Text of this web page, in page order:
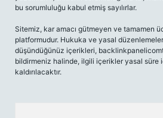
bu sorumluluğu kabul etmiş sayılırlar.
Sitemiz, kar amacı gütmeyen ve tamamen
platformudur. Hukuka ve yasal
düşündüğünüz içerikleri,
bildirmeniz halinde, ilgili içerikler yasal süre
kaldırılacaktır.